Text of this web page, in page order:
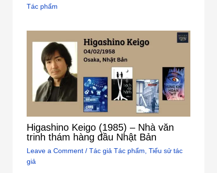
Tác phẩm
Higashino Keigo (1985) – Nhà văn
trinh thám hàng đầu Nhật Bản
Leave a Comment /Tác giả Tác phẩm ,Tiểu sử tác
giả